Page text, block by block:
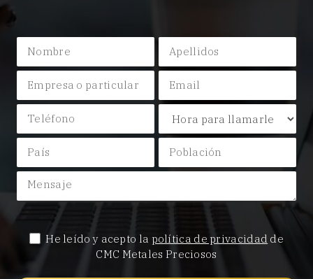
He leído y acepto la política de privacidad de
CMC Metales Preciosos